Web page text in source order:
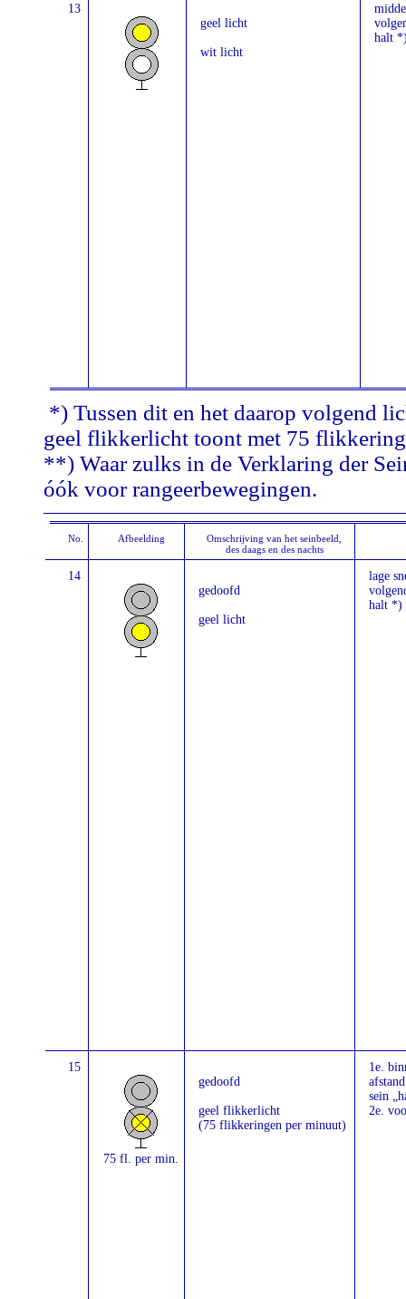
13
geel licht
wit licht
halt
*) Tussen dit en het daarop volgend
geel flikkerlicht toont met 75
**) Waar zulks in de Verklaring der
óók voor rangeerbewegingen.
No. Afbeelding
Omschrijving van het seinbeeld,
des daags en des nachts
14
gedoofd
geel licht
lage
halt *)
15
75 fl. per min.
gedoofd
geel flikkerlicht
(75 flikkeringen per minuut)
1e.
sein
2e.